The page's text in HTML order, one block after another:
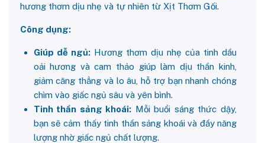
hương thơm dịu nhẹ và tự nhiên từ Xịt Thơm Gối.
Công dụng:
Giúp dễ ngủ:Hương thơm dịu nhẹ của tinh dầu
oải hương và cam thảo giúp làm dịu thần kinh,
giảm căng thẳng và lo âu, hỗ trợ bạn nhanh chóng
chìm vào giấc ngủ sâu và yên bình.
Tinh thần sảng khoái: Mỗi buổi sáng thức dậy,
bạn sẽ cảm thấy tinh thần sảng khoái và đầy năng
lượng nhờ giấc ngủ chất lượng.